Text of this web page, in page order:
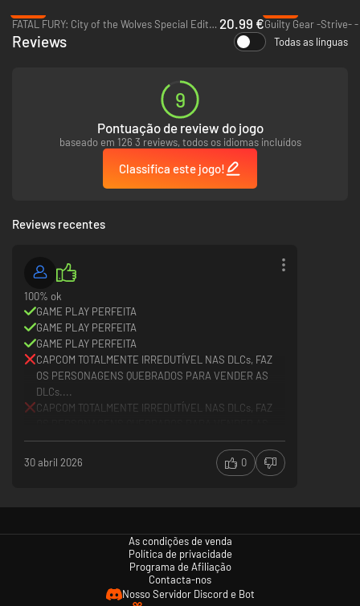
FATAL FURY: City of the Wolves Special Edition - PC (Steam) 20.99 €Guilty Gear -Strive- -
Reviews Todas as línguas
9
Pontuação de review do jogo
baseado em 126 3 reviews, todos os idiomas incluídos
Classifica este jogo!
Reviews recentes
100% ok
GAME PLAY PERFEITA
GAME PLAY PERFEITA
GAME PLAY PERFEITA
CAPCOM TOTALMENTE IRREDUTÍVEL NAS DLCs, FAZ
OS PERSONAGENS QUEBRADOS PARA VENDER AS
DLCs....
CAPCOM TOTALMENTE IRREDUTÍVEL NAS DLCs, FAZ
DLCs....
CAPCOM TOTALMENTE IRREDUTÍVEL NAS DLCs, FAZ
OS PERSONAGENS QUEBRADOS PARA VENDER AS
30 abril 2026 0
As condições de venda
Política de privacidade
Programa de Afiliação
Contacta-nos
Nosso Servidor Discord e Bot